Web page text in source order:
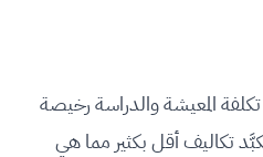
المعيشة والدراسة رخيصة
تكاليف أقل بكثير مما هي